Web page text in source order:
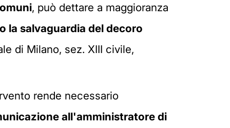
, può dettare a maggioranza
la salvaguardia del decoro
di Milano, sez. XIII civile,
rende necessario
all'amministratore di